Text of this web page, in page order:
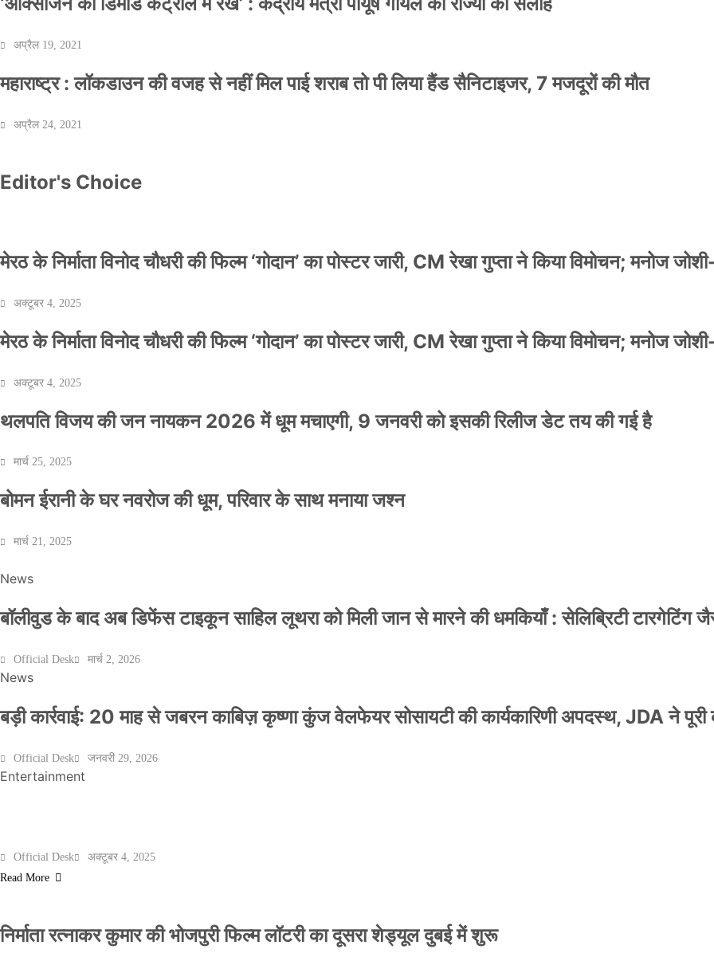
अप्रैल 19, 2021
महाराष्ट्र : लॉकडाउन की वजह से नहीं मिल पाई शराब तो पी लिया हैंड सैनिटाइजर, 7 मजदूरों की मौत
अप्रैल 24, 2021
Editor's Choice
मेरठ के निर्माता विनोद चौधरी की फिल्म ‘गोदान’ का पोस्टर जारी, CM रेखा गुप्ता ने किया विमोचन; मनोज
अक्टूबर 4, 2025
मेरठ के निर्माता विनोद चौधरी की फिल्म ‘गोदान’ का पोस्टर जारी, CM रेखा गुप्ता ने किया विमोचन; मनोज
अक्टूबर 4, 2025
थलपति विजय की जन नायकन 2026 में धूम मचाएगी, 9 जनवरी को इसकी रिलीज डेट तय की गई है
मार्च 25, 2025
बोमन ईरानी के घर नवरोज की धूम, परिवार के साथ मनाया जश्न
मार्च 21, 2025
News
बॉलीवुड के बाद अब डिफेंस टाइकून साहिल लूथरा को मिली जान से मारने की धमकियाँ : सेलिब्रिटी टारगेटिंग
Official Desk मार्च 2, 2026
News
बड़ी कार्रवाई: 20 माह से जबरन काबिज़ कृष्णा कुंज वेलफेयर सोसायटी की कार्यकारिणी अपदस्थ, JDA ने पूरी
Official Desk जनवरी 29, 2026
Entertainment
Official Desk
अक्टूबर 4, 2025
Read More
निर्माता रत्नाकर कुमार की भोजपुरी फिल्म लॉटरी का दूसरा शेड्यूल दुबई में शुरू